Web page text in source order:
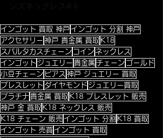
ンズネックレス #ト
インゴット 買取 神戸 インゴット 分割 神戸
アクセサリー 神戸 貴金属 買取 K18
スパルタカスチェーン コイン ネックレス
インゴット ジュエリー 貴金属 チェーン ゴールド
小豆チェーン ピアス 神戸 ジュエリー 買取
ブレスレット ダイヤモンド ジュエリー買取
プラチナ貴金属 買取 K18 ブレスレット 販売
神戸 金 買取 K18 ネックレス 販売
K18 チェーン 販売 インゴット 分割 K18 買取
インゴット 売買 インゴット 買取